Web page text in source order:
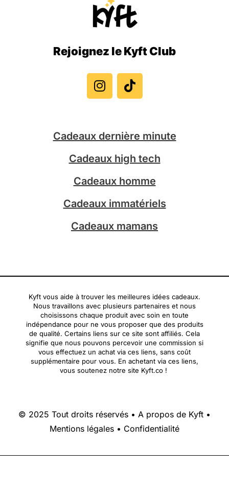
Rejoignez le Kyft Club
n
s
t
r
a
m
i
k
t
Cadeaux dernière minute
Cadeaux high tech
Cadeaux homme
Cadeaux immatériels
Cadeaux mamans
Kyft vous aide à trouver les meilleures idées cadeaux.
Nous travaillons avec plusieurs partenaires et nous
choisissons chaque produit avec soin en toute
indépendance pour ne vous proposer que des produits
de qualité. Certains liens sur ce site sont affiliés. Cela
signifie que nous pouvons percevoir une commission si
vous effectuez un achat via ces liens, sans coût
supplémentaire pour vous. En achetant via ces liens,
vous soutenez notre site Kyft.co !
© 2025 Tout droits réservés • A propos de Kyft •
Mentions légales • Confidentialité